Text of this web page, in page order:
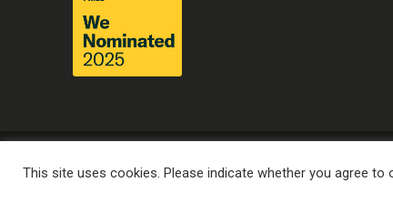
This site uses cookies. Please indicate whether you agree